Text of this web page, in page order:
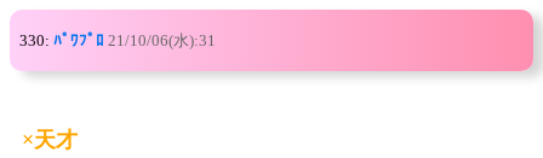
330: ﾊﾟﾜﾌﾟﾛ 21/10/06(水):31
×天才